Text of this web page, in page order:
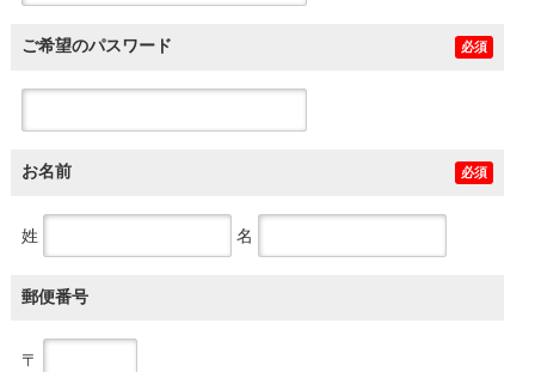
ご希望のパスワード 必須
お名前 必須
姓 名
郵便番号
〒